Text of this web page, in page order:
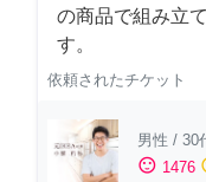
の商品で組み立
す。
依頼されたチケット
男性 / 30
sentiment_satisfied 1476